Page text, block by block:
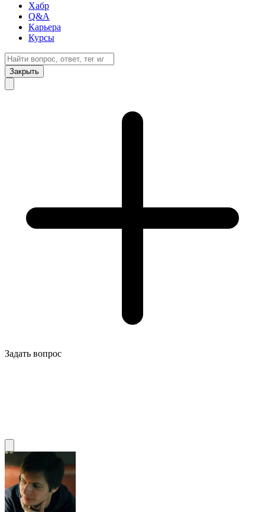
Хабр
Q&A
Карьера
Курсы
Закрыть
Задать вопрос